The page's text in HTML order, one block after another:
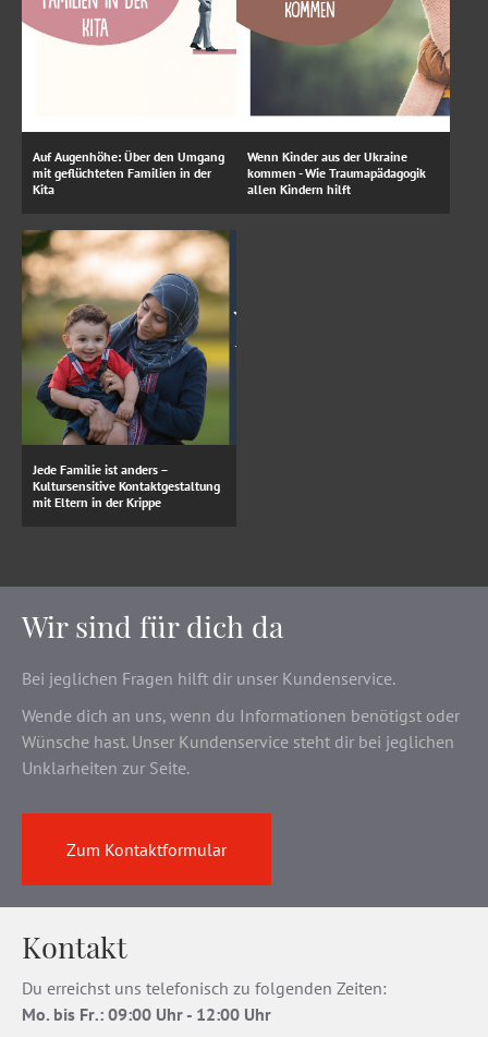
Auf Augenhöhe: Über den Umgang
mit geflüchteten Familien in der
Kita
Wenn Kinder aus der Ukraine
kommen - Wie Traumapädagogik
allen Kindern hilft
Jede Familie ist anders –
Kultursensitive Kontaktgestaltung
mit Eltern in der Krippe
Wir sind für dich da
Bei jeglichen Fragen hilft dir unser Kundenservice.
Wende dich an uns, wenn du Informationen benötigst oder
Wünsche hast. Unser Kundenservice steht dir bei jeglichen
Unklarheiten zur Seite.
Zum Kontaktformular
Kontakt
Du erreichst uns telefonisch zu folgenden Zeiten:
Mo. bis Fr.: 09:00 Uhr - 12:00 Uhr